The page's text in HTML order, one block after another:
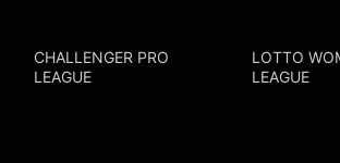
CHALLENGER PRO
LEAGUE
LOTTO
LEAGUE